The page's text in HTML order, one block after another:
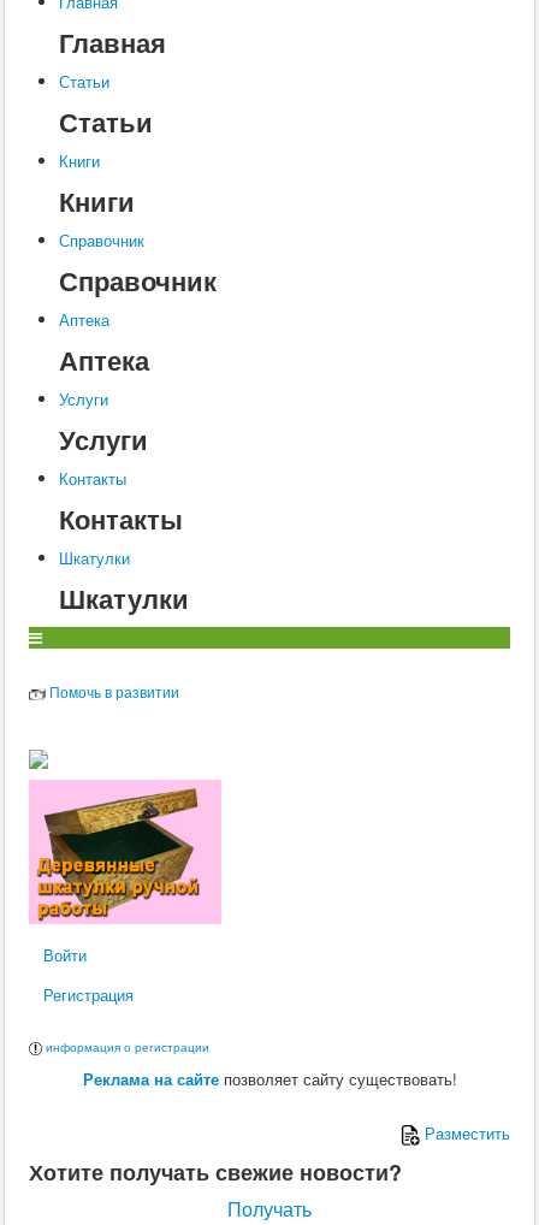
Книги
Услуги
Контакты
Шкатулки
Главная
Статьи
Статьи
Книги
Книги
Справочник
Справочник
Аптека
Аптека
Услуги
Услуги
Контакты
Контакты
Шкатулки
Шкатулки
Помочь в развитии
Войти
Регистрация
информация о регистрации
Реклама на сайтепозволяет сайту существовать!
Разместить
Хотите получать свежие новости?
Получать